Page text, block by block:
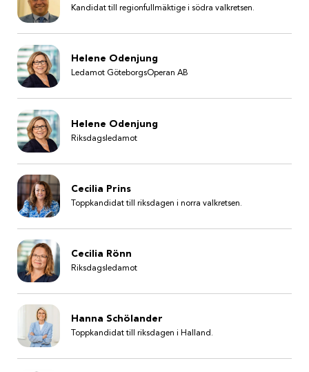
Kandidat till regionfullmäktige i södra valkretsen.
Helene Odenjung
Ledamot GöteborgsOperan AB
Helene Odenjung
Riksdagsledamot
Cecilia Prins
Toppkandidat till riksdagen i norra valkretsen.
Cecilia Rönn
Riksdagsledamot
Hanna Schölander
Toppkandidat till riksdagen i Halland.